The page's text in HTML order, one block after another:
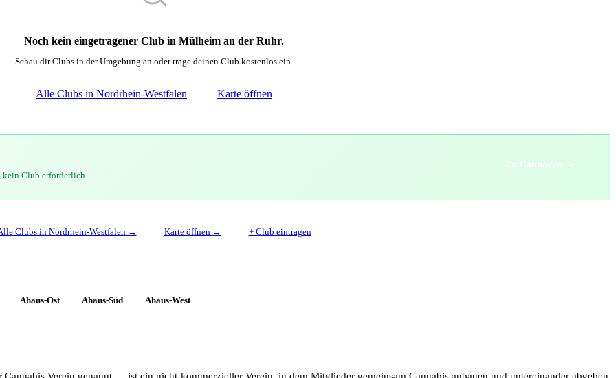
Noch kein eingetragener Club in Mülheim an der Ruhr.
Schau dir Clubs in der Umgebung an oder trage deinen Club kostenlos ein.
Alle Clubs in Nordrhein-Westfalen Karte öffnen
kein Club erforderlich.
Zu CannaZen →
Clubs in Nordrhein-Westfalen → Karte öffnen → + Club eintragen
Ahaus-Ost Ahaus-Süd Ahaus-West